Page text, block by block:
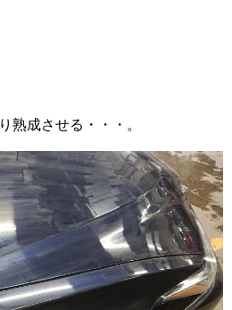
熟成させる・・・。